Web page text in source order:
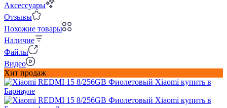
Аксессуары
Отзывы
Похожие товары
Наличие
Файлы
Видео
Хит продаж